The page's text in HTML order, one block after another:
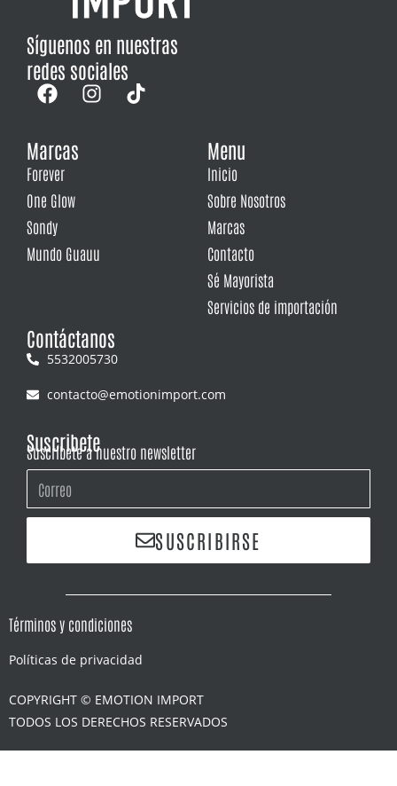
Síguenos en nuestras
redes sociales
Marcas
Forever
One Glow
Sondy
Mundo Guauu
Menu
Inicio
Sobre Nosotros
Marcas
Contacto
Sé Mayorista
Servicios de importación
Contáctanos
5532005730
contacto@emotionimport.com
Suscribete
Suscríbete a nuestro newsletter
SUSCRIBIRSE
Términos y condiciones
Políticas de privacidad
COPYRIGHT © EMOTION IMPORT
TODOS LOS DERECHOS RESERVADOS